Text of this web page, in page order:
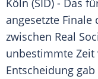
Köln (SID) - Das
angesetzte Finale
zwischen Real
unbestimmte Zeit
Entscheidung